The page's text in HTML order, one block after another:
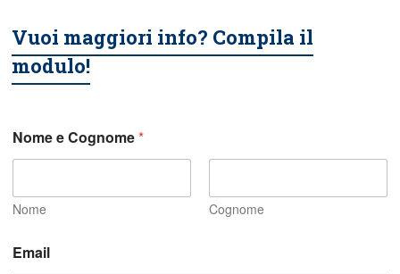
Vuoi maggiori info? Compila il
modulo!
Nome e Cognome*
Nome Cognome
iEmail